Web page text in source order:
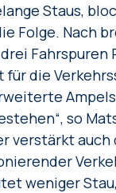
Staus,
Folge. Nach
die
so
verstärkt
weniger